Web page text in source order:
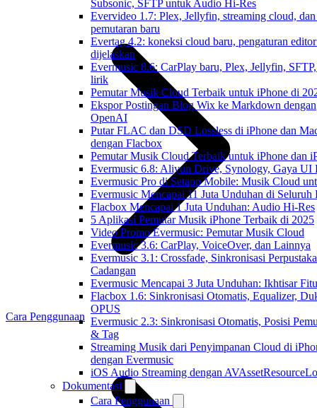
Subsonic, SFTP untuk Audio Hi-Res
Evervideo 1.7: Plex, Jellyfin, streaming cloud, dan
pemutaran baru
Evertag 4.2: koneksi cloud baru, pengaturan
dijelaskan
Evermusic 8.6: CarPlay baru, Plex, Jellyfin,
lirik
Pemutar Musik Cloud Terbaik untuk iPhone di
Ekspor Postingan Blog Wix ke Markdown dengan
OpenAI
Putar FLAC dan DSD Lossless di iPhone dan
dengan Flacbox
Pemutar Musik Cloud Terbaik untuk iPhone dan
Evermusic 6.8: Aliyun Drive, Synology, Gaya UI
Evermusic Pro di Setapp Mobile: Musik Cloud
Evermusic Mencapai 11 Juta Unduhan di Seluruh
Flacbox Mencapai 1 Juta Unduhan: Audio Hi-Res
5 Aplikasi Pemutar Musik iPhone Terbaik di 2025
Video Promo Evermusic: Pemutar Musik Cloud
Evermusic 3.6: CarPlay, VoiceOver, dan Lainnya
Evermusic 3.1: Crossfade, Sinkronisasi
Cadangan
Evermusic Mencapai 3 Juta Unduhan: Ikhtisar
Flacbox 1.6: Sinkronisasi Otomatis, Equalizer,
OPUS
Evermusic 2.3: Sinkronisasi Otomatis, Posisi
& Tag
Streaming Musik dari Penyimpanan Cloud di
dengan Evermusic
iOS Audio Streaming dengan
Dokumentasi
Cara Penggunaan
Cara Penggunaan